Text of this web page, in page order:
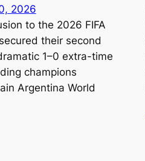
2026
to the 2026 FIFA
their second
1–0 extra-time
champions
Argentina World